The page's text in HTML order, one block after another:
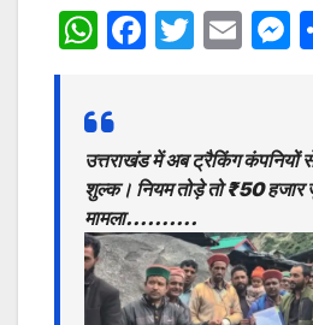
W
at
s
A
p
p
F
e
b
o
o
k
T
er
E
l
s
e
n
g
उत्तराखंड में अब ट्रैकिंग कंपनियों
शुल्क। नियम तोड़े तो ₹50 हजार
मामला……….